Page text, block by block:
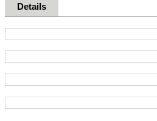
Details